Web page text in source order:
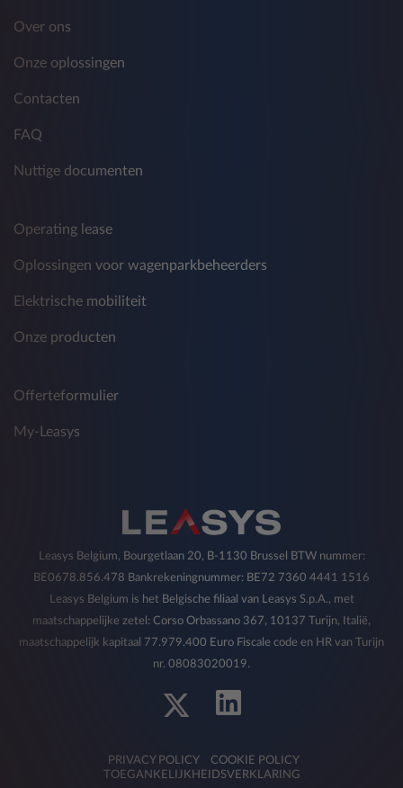
Over ons
Onze oplossingen
Contacten
FAQ
Nuttige documenten
Operating lease
Oplossingen voor wagenparkbeheerders
Elektrische mobiliteit
Onze producten
Offerteformulier
My-Leasys
Leasys Belgium, Bourgetlaan 20, B-1130 Brussel BTW nummer:
BE0678.856.478 Bankrekeningnummer: BE72 7360 4441 1516
Leasys Belgium is het Belgische filiaal van Leasys S.p.A., met
maatschappelijke zetel: Corso Orbassano 367, 10137 Turijn, Italië,
maatschappelijk kapitaal 77.979.400 Euro Fiscale code en HR van Turijn
nr. 08083020019.
PRIVACY POLICY
COOKIE POLICY
TOEGANKELIJKHEIDSVERKLARING